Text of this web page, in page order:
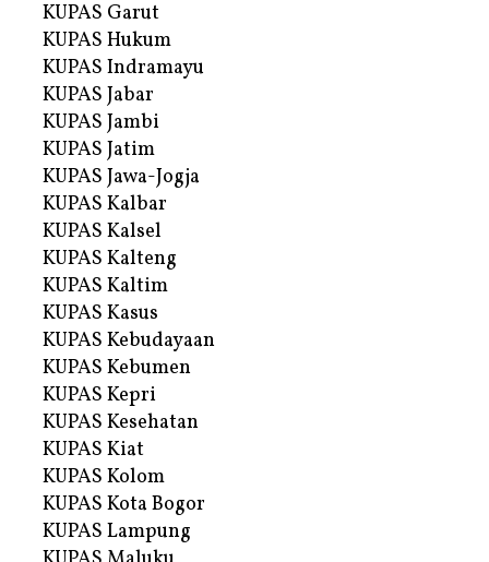
KUPAS Garut
KUPAS Hukum
KUPAS Indramayu
KUPAS Jabar
KUPAS Jambi
KUPAS Jatim
KUPAS Jawa-Jogja
KUPAS Kalbar
KUPAS Kalsel
KUPAS Kalteng
KUPAS Kaltim
KUPAS Kasus
KUPAS Kebudayaan
KUPAS Kebumen
KUPAS Kepri
KUPAS Kesehatan
KUPAS Kiat
KUPAS Kolom
KUPAS Kota Bogor
KUPAS Lampung